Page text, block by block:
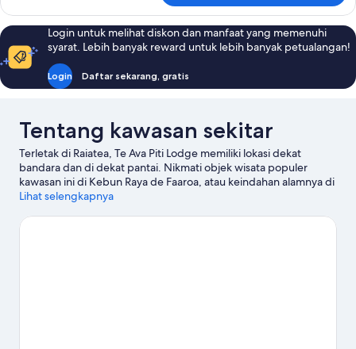
Kamar
Double
Comfort,
ensuite,
pemandangan
kebun
Login untuk melihat diskon dan manfaat yang memenuhi
syarat. Lebih banyak reward untuk lebih banyak petualangan!
Login Daftar sekarang, gratis
Tentang kawasan sekitar
Terletak di Raiatea, Te Ava Piti Lodge memiliki lokasi dekat
bandara dan di dekat pantai. Nikmati objek wisata populer
kawasan ini di Kebun Raya de Faaroa, atau keindahan alamnya di
Gunung Tapioi dan Mont Temehani. Marina Raiatea dan Titik
lain yang juga sebaiknya tidak dilewatkan. Menyelam,
Lihat selengkapnya